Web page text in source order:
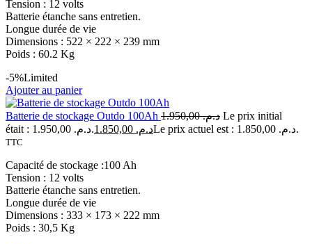
Tension : 12 volts
Batterie étanche sans entretien.
Longue durée de vie
Dimensions : 522 × 222 × 239 mm
Poids : 60.2 Kg
-5%Limited
Ajouter au panier
Batterie de stockage Outdo 100Ah د.م.1.950,00
Le prix initial
était : د.م. 1.950,00.
د.م. Le prix actuel est : د.م. 1.850,00.
TTC
Capacité de stockage :100 Ah
Tension : 12 volts
Batterie étanche sans entretien.
Longue durée de vie
Dimensions : 333 × 173 × 222 mm
Poids : 30,5 Kg